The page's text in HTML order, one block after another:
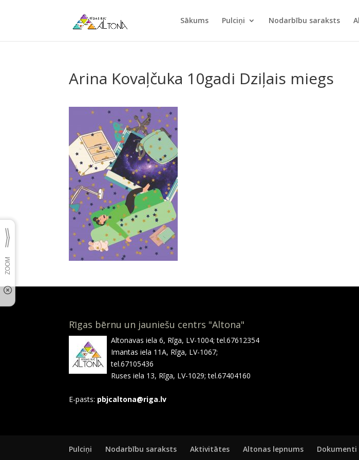
Sākums Pulciņi Nodarbību saraksts
Arina Kovaļčuka 10gadi Dziļais miegs
Rīgas bērnu un jauniešu centrs "Altona"
Altonavas iela 6, Rīga, LV-1004; tel.67612354
Imantas iela 11A, Rīga, LV-1067;
tel.67105436
Ruses iela 13, Rīga, LV-1029; tel.67404160
E-pasts: pbjcaltona@riga.lv
Pulciņi Nodarbību saraksts Aktivitātes Altonas lepnums Dokumenti